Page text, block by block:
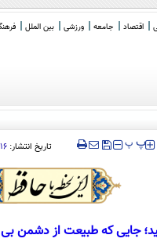
اقتصاد جامعه ورزشی بین الملل
ناتوی اسلامی علیه اسرائیل
‍‍‍ پ پ تاریخ انتشار:
جایی که طبیعت از دشمن بی